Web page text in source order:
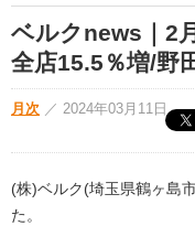
ベルクnews｜2
全店15.5％増/野
月次 ／ 2024年03月11日
(株)ベルク(埼玉県鶴ヶ島
た。